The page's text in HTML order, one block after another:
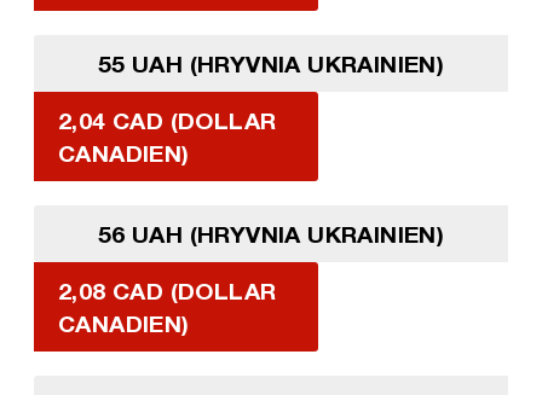
55 UAH (HRYVNIA UKRAINIEN)
2,04 CAD (DOLLAR
CANADIEN)
56 UAH (HRYVNIA UKRAINIEN)
2,08 CAD (DOLLAR
CANADIEN)